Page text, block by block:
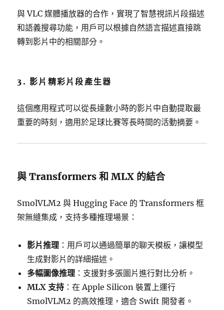
與 VLC 媒體播放器的合作，實現了智慧視訊片段描述
和語義搜尋功能，用戶可以根據自然語言描述直接跳
轉到影片中的相關部分。
3. 影片精彩片段產生器
這個應用程式可以從長達數小時的影片中自動提取最
重要的時刻，適用於足球比賽等長時間的活動摘要。
與 Transformers 和 MLX 的結合
SmolVLM2 與 Hugging Face 的 Transformers 框
架無縫集成，支持多種推理場景：
影片推理 ：用戶可以通過簡單的聊天模板，讓模型
生成對影片的詳細描述。
多幅圖像推理 ：支援對多張圖片進行對比分析。
MLX 支持 ：在 Apple Silicon 裝置上運行
SmolVLM2 的高效推理，適合 Swift 開發者。